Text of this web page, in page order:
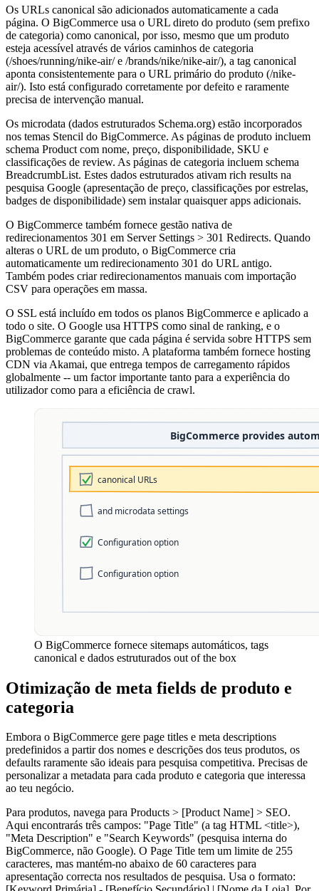
Os URLs canonical são adicionados automaticamente a cada
página. O BigCommerce usa o URL direto do produto (sem prefixo
de categoria) como canonical, por isso, mesmo que um produto
esteja acessível através de vários caminhos de categoria
(/shoes/running/nike-air/ e /brands/nike/nike-air/), a tag canonical
aponta consistentemente para o URL primário do produto (/nike-
air/). Isto está configurado corretamente por defeito e raramente
precisa de intervenção manual.
Os microdata (dados estruturados Schema.org) estão incorporados
nos temas Stencil do BigCommerce. As páginas de produto incluem
schema Product com nome, preço, disponibilidade, SKU e
classificações de review. As páginas de categoria incluem schema
BreadcrumbList. Estes dados estruturados ativam rich results na
pesquisa Google (apresentação de preço, classificações por estrelas,
badges de disponibilidade) sem instalar quaisquer apps adicionais.
O BigCommerce também fornece gestão nativa de
redirecionamentos 301 em Server Settings > 301 Redirects. Quando
alteras o URL de um produto, o BigCommerce cria
automaticamente um redirecionamento 301 do URL antigo.
Também podes criar redirecionamentos manuais com importação
CSV para operações em massa.
O SSL está incluído em todos os planos BigCommerce e aplicado a
todo o site. O Google usa HTTPS como sinal de ranking, e o
BigCommerce garante que cada página é servida sobre HTTPS sem
problemas de conteúdo misto. A plataforma também fornece hosting
CDN via Akamai, que entrega tempos de carregamento rápidos
globalmente -- um factor importante tanto para a experiência do
utilizador como para a eficiência de crawl.
O BigCommerce fornece sitemaps automáticos, tags
canonical e dados estruturados out of the box
Otimização de meta fields de produto e
categoria
Embora o BigCommerce gere page titles e meta descriptions
predefinidos a partir dos nomes e descrições dos teus produtos, os
defaults raramente são ideais para pesquisa competitiva. Precisas de
personalizar a metadata para cada produto e categoria que interessa
ao teu negócio.
Para produtos, navega para Products > [Product Name] > SEO.
Aqui encontrarás três campos: "Page Title" (a tag HTML <title>),
"Meta Description" e "Search Keywords" (pesquisa interna do
BigCommerce, não Google). O Page Title tem um limite de 255
caracteres, mas mantém-no abaixo de 60 caracteres para
apresentação correcta nos resultados de pesquisa. Usa o formato: